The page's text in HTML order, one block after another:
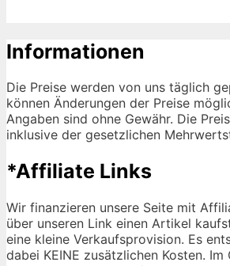
Informationen
Die Preise werden von uns täglich
können Änderungen der Preise
Angaben sind ohne Gewähr. Die
inklusive der gesetzlichen
*Affiliate Links
Wir finanzieren unsere Seite mit
über unseren Link einen Artikel
eine kleine Verkaufsprovision. Es
dabei KEINE zusätzlichen Kosten. Im